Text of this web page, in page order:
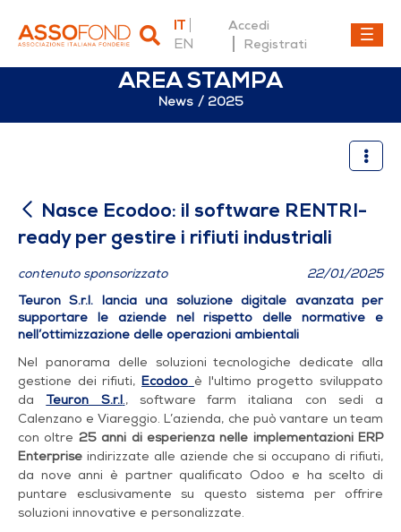
IT
EN
Accedi
Registrati
AREA STAMPA
News 2025
Nasce Ecodoo: il
Nasce Ecodoo: il software RENTRI-
ready per gestire i rifiuti industriali
contenuto sponsorizzato
22/01/2025
Teuron S.r.l. lancia una soluzione digitale avanzata per
supportare le aziende nel rispetto delle normative e
nell’ottimizzazione delle operazioni ambientali
Nel panorama delle soluzioni tecnologiche dedicate alla
gestione dei rifiuti, Ecodoo è l'ultimo progetto sviluppato
da Teuron S.r.l., software farm italiana con sedi a
Calenzano e Viareggio. L’azienda, che può vantare un team
con oltre 25 anni di esperienza nelle implementazioni ERP
Enterprise indirizzate alle aziende che si occupano di rifiuti,
da nove anni è partner qualificato Odoo e ha scelto di
puntare esclusivamente su questo sistema per offrire
soluzioni innovative e personalizzate.